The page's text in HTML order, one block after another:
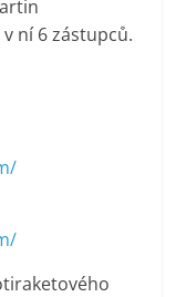
v ní 6 zástupců.